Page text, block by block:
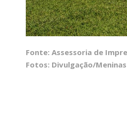
Fonte: Assessoria de
Fotos: Divulgação/